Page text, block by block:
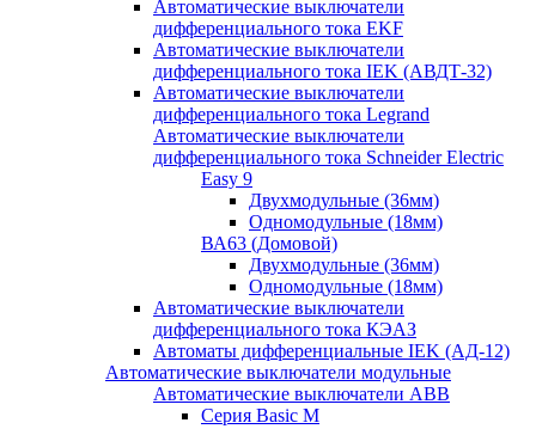
Автоматические выключатели
дифференциального тока EKF
Автоматические выключатели
дифференциального тока IEK (АВДТ-32)
Автоматические выключатели
дифференциального тока Legrand
Автоматические выключатели
дифференциального тока Schneider Electric
Easy 9
Двухмодульные (36мм)
Одномодульные (18мм)
ВА63 (Домовой)
Двухмодульные (36мм)
Одномодульные (18мм)
Автоматические выключатели
дифференциального тока КЭАЗ
Автоматы дифференциальные IEK (АД-12)
Автоматические выключатели модульные
Автоматические выключатели ABB
Серия Basic M